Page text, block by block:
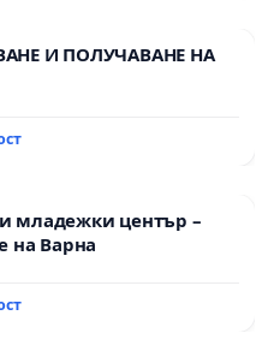
И ПОЛУЧАВАНЕ НА
младежки център –
на Варна